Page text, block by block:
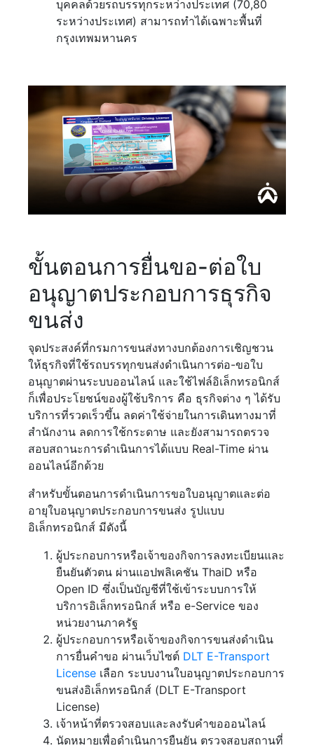
บุคคลด้วยรถบรรทุกระหว่างประเทศ (70,80
ระหว่างประเทศ) สามารถทำได้เฉพาะพื้นที่
กรุงเทพมหานคร
ขั้นตอนการยื่นขอ-ต่อใบ
อนุญาตประกอบการธุรกิจ
ขนส่ง
จุดประสงค์ที่กรมการขนส่งทางบกต้องการเชิญชวน
ให้ธุรกิจที่ใช้รถบรรทุกขนส่งดำเนินการต่อ-ขอใบ
อนุญาตผ่านระบบออนไลน์ และใช้ไฟล์อิเล็กทรอนิกส์
ก็เพื่อประโยชน์ของผู้ใช้บริการ คือ ธุรกิจต่าง ๆ ได้รับ
บริการที่รวดเร็วขึ้น ลดค่าใช้จ่ายในการเดินทางมาที่
สำนักงาน ลดการใช้กระดาษ และยังสามารถตรวจ
สอบสถานะการดำเนินการได้แบบ Real-Time ผ่าน
ออนไลน์อีกด้วย
สำหรับขั้นตอนการดำเนินการขอใบอนุญาตและต่อ
อายุใบอนุญาตประกอบการขนส่ง รูปแบบ
อิเล็กทรอนิกส์ มีดังนี้
ผู้ประกอบการหรือเจ้าของกิจการลงทะเบียนและ
ยืนยันตัวตน ผ่านแอปพลิเคชัน ThaiD หรือ
Open ID ซึ่งเป็นบัญชีที่ใช้เข้าระบบการให้
บริการอิเล็กทรอนิกส์ หรือ e-Service ของ
หน่วยงานภาครัฐ
ผู้ประกอบการหรือเจ้าของกิจการขนส่งดำเนิน
การยื่นคำขอ ผ่านเว็บไซต์ DLT E-Transport
License เลือก ระบบงานใบอนุญาตประกอบการ
ขนส่งอิเล็กทรอนิกส์ (DLT E-Transport
License)
เจ้าหน้าที่ตรวจสอบและลงรับคำขอออนไลน์
นัดหมายเพื่อดำเนินการยืนยัน ตรวจสอบสถานที่